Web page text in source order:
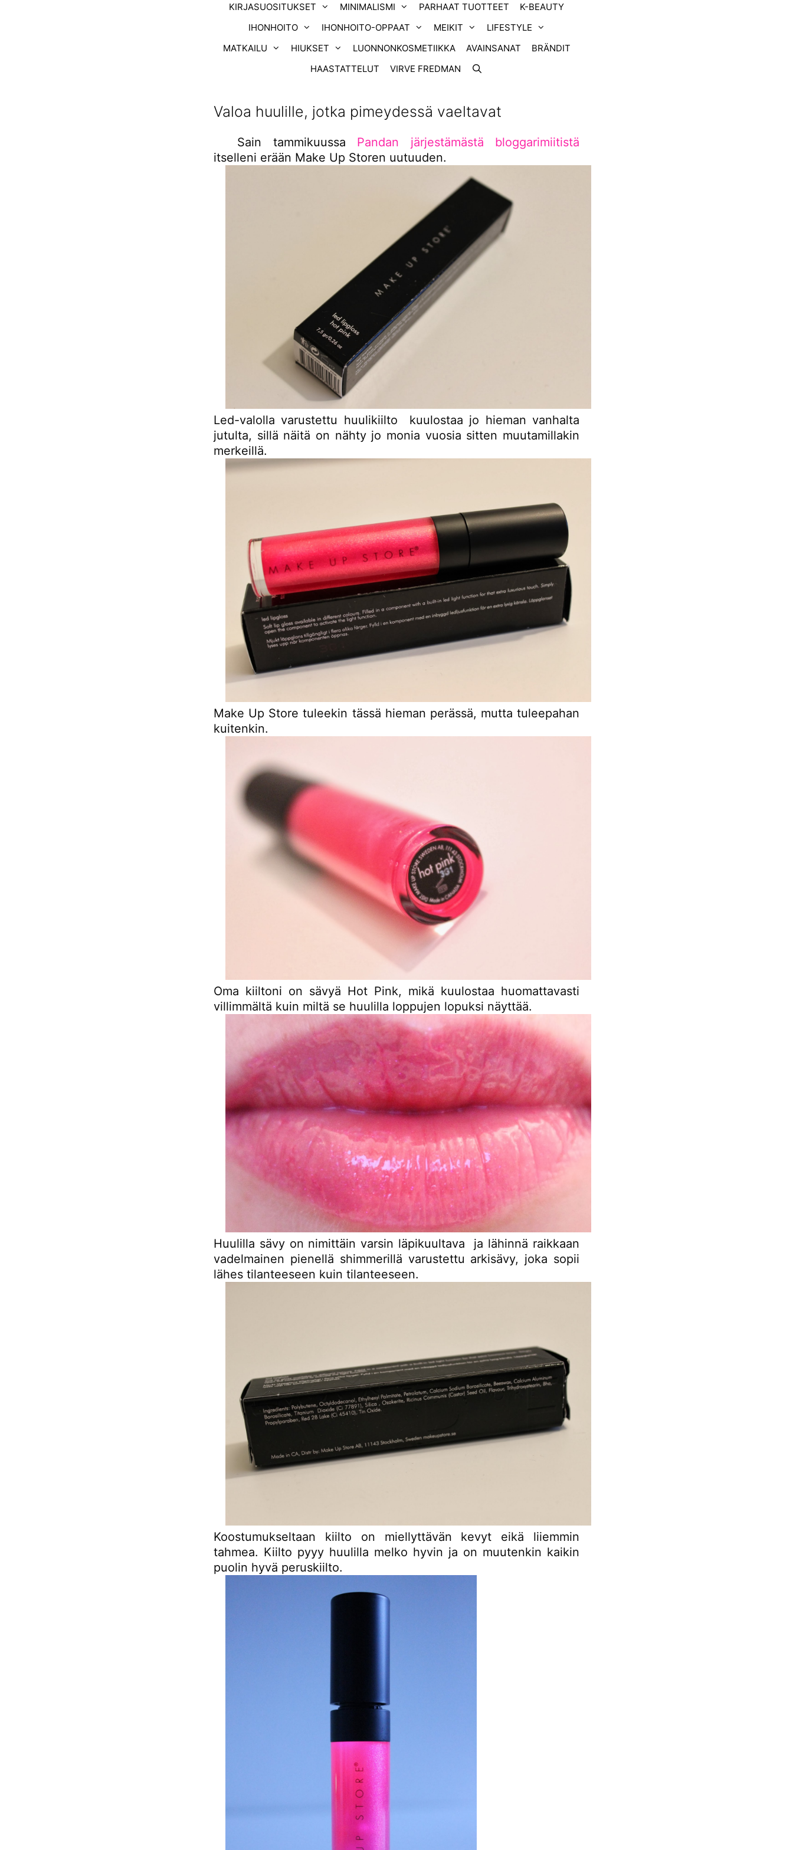
KIRJASUOSITUKSET MINIMALISMI PARHAAT TUOTTEET
K-BEAUTY
IHONHOITO
IHONHOITO-OPPAAT MEIKIT
LIFESTYLE
MATKAILU
HIUKSET LUONNONKOSMETIIKKA AVAINSANAT
BRÄNDIT
HAASTATTELUT
VIRVE FREDMAN
Valoa huulille, jotka pimeydessä vaeltavat
Sain tammikuussa Pandan järjestämästä bloggarimiitistä
itselleni erään Make Up Storen uutuuden.
Led-valolla varustettu huulikiilto kuulostaa jo hieman vanhalta
jutulta, sillä näitä on nähty jo monia vuosia sitten muutamillakin
merkeillä.
Make Up Store tuleekin tässä hieman perässä, mutta tuleepahan
kuitenkin.
Oma kiiltoni on sävyä Hot Pink, mikä kuulostaa huomattavasti
villimmältä kuin miltä se huulilla loppujen lopuksi näyttää.
Huulilla sävy on nimittäin varsin läpikuultava ja lähinnä raikkaan
vadelmainen pienellä shimmerillä varustettu arkisävy, joka sopii
lähes tilanteeseen kuin tilanteeseen.
Koostumukseltaan kiilto on miellyttävän kevyt eikä liiemmin
tahmea. Kiilto pyyy huulilla melko hyvin ja on muutenkin kaikin
puolin hyvä peruskiilto.